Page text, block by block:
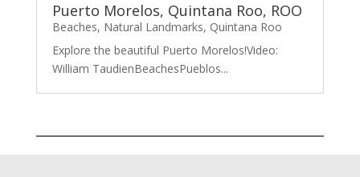
Puerto Morelos, Quintana Roo, ROO
Beaches, Natural Landmarks, Quintana Roo
Explore the beautiful Puerto Morelos!Video:
William TaudienBeachesPueblos...